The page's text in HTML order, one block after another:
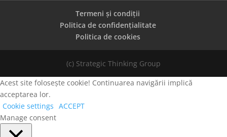
Termeni și condiții
Politica de confidențialitate
Politica de cookies
(c) Strategic Thinking Group
Acest site folosește cookie! Continuarea navigării implică
acceptarea lor.
Cookie settings ACCEPT
Manage consent